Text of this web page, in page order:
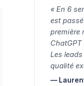
« En 6
est
première
Les
qualité
—